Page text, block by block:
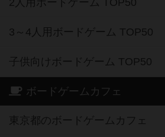
3～4人用ボードゲーム TOP50
子供向けボードゲーム TOP50
ボードゲームカフェ
東京都のボードゲームカフェ